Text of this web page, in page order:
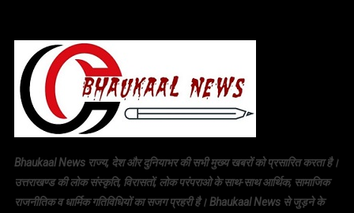
Bhaukaal News राज्य, देश और दुनियाभर की सभी मुख्य खबरों को प्रसारित करता है।
उत्तराखण्ड की लोक संस्कृति, विरासतों, लोक परंपराओ के साथ-साथ आर्थिक, सामाजिक
राजनीतिक व धार्मिक गतिविधियों का सजग प्रहरी है। Bhaukaal News से जुड़ने के